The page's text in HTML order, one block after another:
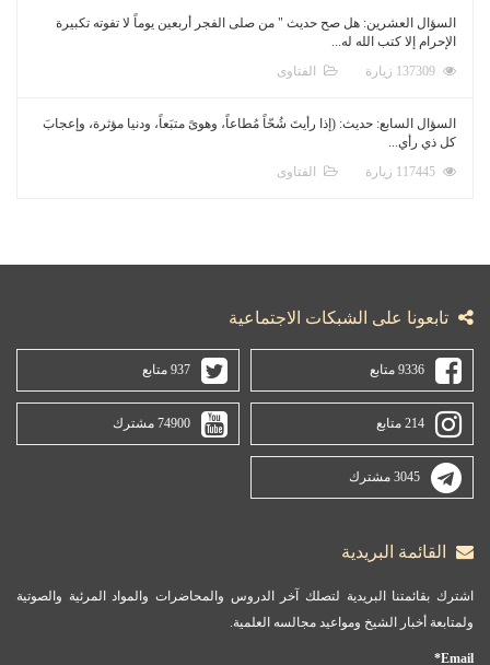
السؤال العشرين: هل صح حديث " من صلى الفجر أربعين يوماً لا تفوته تكبيرة
الإحرام إلا كتب الله له...
الفتاوى
السؤال السابع: حديث: (إذا رأيتَ شُحّاً مُطاعاً، وهوىً متبَعاً، ودنيا مؤثرة، وإعجابَ
كل ذي رأي...
الفتاوى
تابعونا على الشبكات الاجتماعية
9336 متابع 937 متابع
214 متابع 74900 مشترك
3045 مشترك
القائمة البريدية
اشترك بقائمتنا البريدية لتصلك آخر الدروس والمحاضرات والمواد المرئية والصوتية
ولمتابعة أخبار الشيخ ومواعيد مجالسه العلمية.
Email*